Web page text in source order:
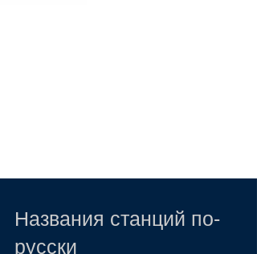
Названия станций по-